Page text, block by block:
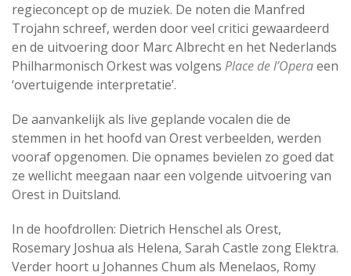
regieconcept op de muziek. De noten die Manfred
Trojahn schreef, werden door veel critici gewaardeerd
en de uitvoering door Marc Albrecht en het Nederlands
Philharmonisch Orkest was volgens Place de l’Operaeen
‘overtuigende interpretatie’.
De aanvankelijk als live geplande vocalen die de
stemmen in het hoofd van Orest verbeelden, werden
vooraf opgenomen. Die opnames bevielen zo goed dat
ze wellicht meegaan naar een volgende uitvoering van
Orest in Duitsland.
In de hoofdrollen: Dietrich Henschel als Orest,
Rosemary Joshua als Helena, Sarah Castle zong Elektra.
Verder hoort u Johannes Chum als Menelaos, Romy